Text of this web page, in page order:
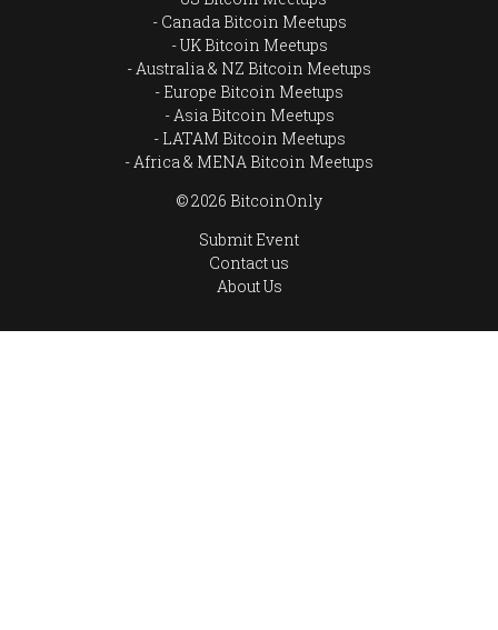
Canada Bitcoin Meetups
UK Bitcoin Meetups
Australia & NZ Bitcoin Meetups
Europe Bitcoin Meetups
Asia Bitcoin Meetups
LATAM Bitcoin Meetups
Africa & MENA Bitcoin Meetups
© 2026 BitcoinOnly
Submit Event
Contact us
About Us